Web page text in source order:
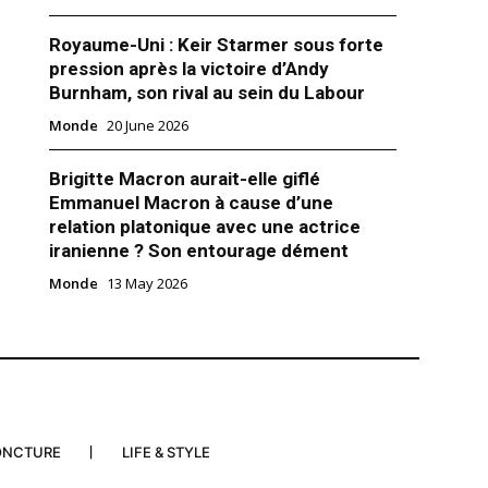
voit son déficit
creuser face à la pandémie
touchée de plein fouet
et la chute des prix de
mardi un déficit
79 milliards de dollars (65
pour l’année 2020, un peu
du précédent déficit. «Il est
Royaume-Uni : Keir Starmer sous forte
pression après la victoire d’Andy
Burnham, son rival au sein du Labour
Monde 20 June 2026
Brigitte Macron aurait-elle giflé
Emmanuel Macron à cause d’une
relation platonique avec une actrice
iranienne ? Son entourage dément
Monde 13 May 2026
LIFE & STYLE